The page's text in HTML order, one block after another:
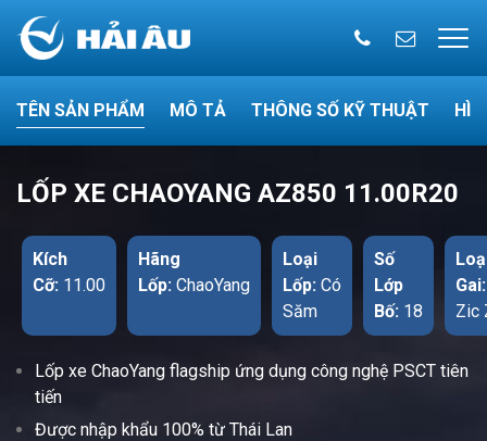
TÊN SẢN PHẨM MÔ TẢ THÔNG SỐ KỸ THUẬT
LỐP XE CHAOYANG AZ850 11.00R20
Kích
Cỡ: 11.00
Hãng
Lốp: ChaoYang
Loại
Lốp: Có
Săm
Số
Lớp
Bố: 18
Zic
Lốp xe ChaoYang flagship ứng dụng công nghệ PSCT tiên
tiến
Được nhập khẩu 100% từ Thái Lan